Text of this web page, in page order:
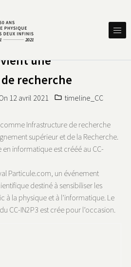
PHYSIQUE
une
recherche
12 avril 2021 timeline_CC
comme Infrastructure de recherche
supérieur et de la Recherche.
informatique est crééé au CC-
Particule.com, un événement
destiné à sensibiliser les
à la physique et à l’informatique. Le
CC-IN2P3 est crée pour l’occasion.